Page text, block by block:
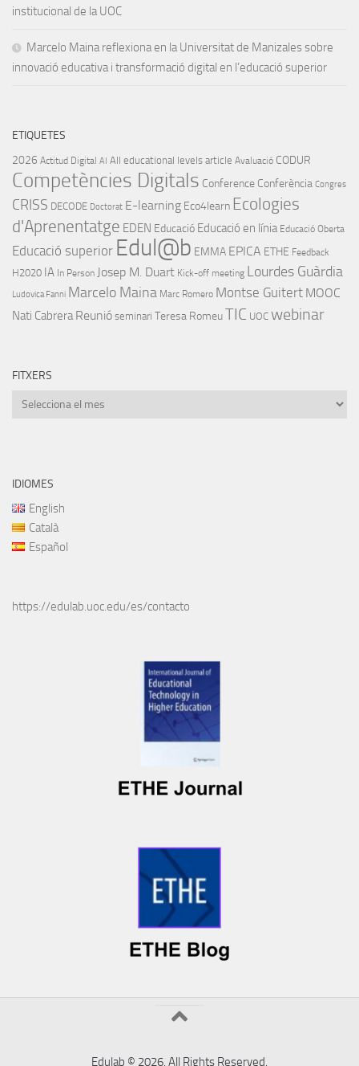
institucional de la UOC
Marcelo Maina reflexiona en la Universitat de Manizales sobre
innovació educativa i transformació digital en l’educació superior
ETIQUETES
2026 Actitud Digital AI All educational levels article Avaluació CODUR
Competències Digitals Conference Conferència Congres
CRISS DECODE Doctorat E-learning Eco4learn Ecologies
d'Aprenentatge EDEN Educació Educació en línia Educació Oberta
Educació superior Edul@b EMMA EPICA ETHE Feedback
H2020 IA In Person Josep M. Duart Kick-off meeting Lourdes Guàrdia
Ludovica Fanni Marcelo Maina Marc Romero Montse Guitert MOOC
Nati Cabrera Reunió seminari Teresa RomeuTIC UOC webinar
FITXERS
Fitxers
IDIOMES
English
Català
Español
https://edulab.uoc.edu/es/contacto
Edulab © 2026. All Rights Reserved.